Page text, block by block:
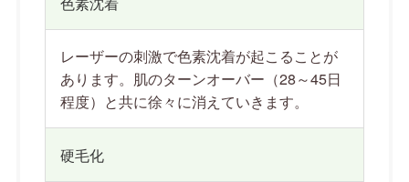
レーザーの刺激で色素沈着が起こることが
あります。肌のターンオーバー（28～45日
程度）と共に徐々に消えていきます。
硬毛化